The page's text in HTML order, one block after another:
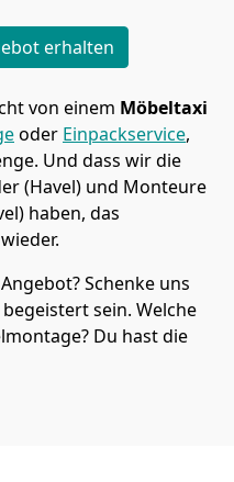
erhalten
von einem Möbeltaxi
oder Einpackservice,
Und dass wir die
(Havel) und Monteure
haben, das
Schenke uns
sein. Welche
Du hast die